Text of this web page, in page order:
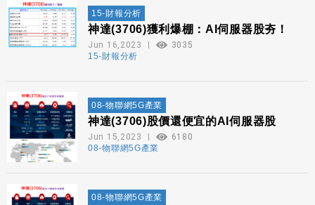
15-財報分析
神達(3706)獲利爆棚：AI伺服器股夯！
Jun 16,2023
3035
15-財報分析
08-物聯網5G產業
神達(3706)股價還便宜的AI伺服器股
Jun 15,2023
6180
08-物聯網5G產業
08-物聯網5G產業